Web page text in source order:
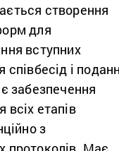
створення
для
вступних
і
забезпечення
етапів
з